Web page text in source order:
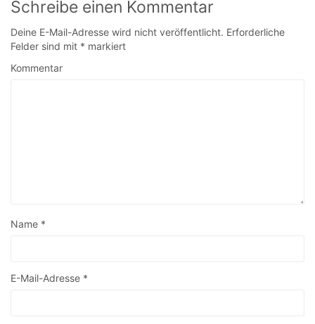
Schreibe einen Kommentar
Deine E-Mail-Adresse wird nicht veröffentlicht. Erforderliche
Felder sind mit * markiert
Kommentar
Name *
E-Mail-Adresse *